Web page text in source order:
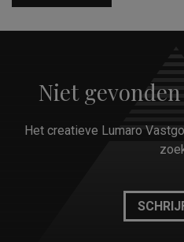
Niet
Het creatieve Lumaro